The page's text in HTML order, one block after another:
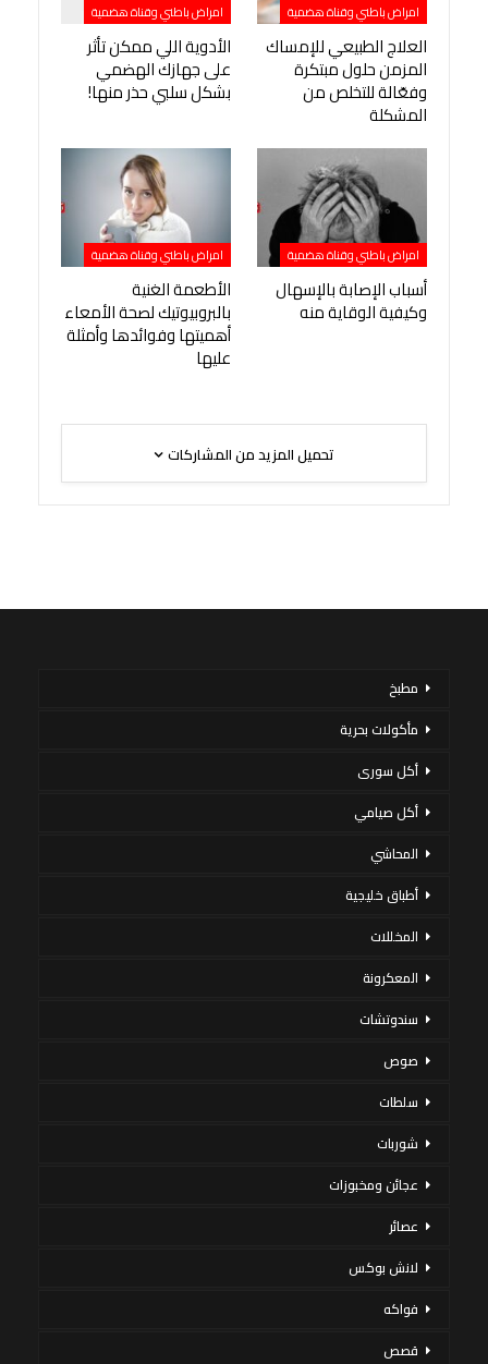
امراض باطني وقناة هضمية
العلاج الطبيعي للإمساك
المزمن حلول مبتكرة
وفعّالة للتخلص من
المشكلة
امراض باطني وقناة هضمية
الأدوية اللي ممكن تأثر
على جهازك الهضمي
بشكل سلبي حذر منها!
امراض باطني وقناة هضمية
أسباب الإصابة بالإسهال
وكيفية الوقاية منه
امراض باطني وقناة هضمية
الأطعمة الغنية
بالبروبيوتيك لصحة الأمعاء
أهميتها وفوائدها وأمثلة
عليها
تحميل المزيد من المشاركات
مطبخ
مأكولات بحرية
أكل سورى
أكل صيامي
المحاشي
أطباق خليجية
المخللات
المعكرونة
سندوتشات
صوص
سلطات
شوربات
عجائن ومخبوزات
عصائر
لانش بوكس
فواكه
قصص